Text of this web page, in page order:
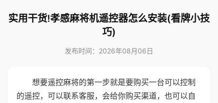
实用干货!孝感麻将机遥控器怎么安装(看牌小技
巧)
发布时间：2026年08月06日
想要遥控麻将的第一步就是要购买一台可以控制
的遥控，可以联系客服，会给你购买渠道，也可以自